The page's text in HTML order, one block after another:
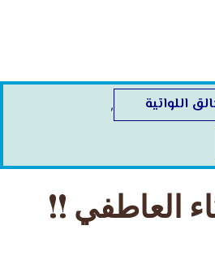
اللواتية ,
العاطفي !!